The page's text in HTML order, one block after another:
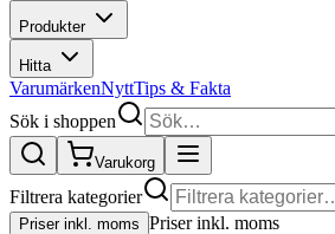
Produkter
Hitta
VarumärkenNyttTips & Fakta
Sök i shoppen
Varukorg
Filtrera kategorier
Priser inkl. moms Priser inkl. moms